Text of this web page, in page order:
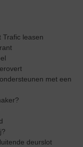
Trafic leasen
met een
deurslot